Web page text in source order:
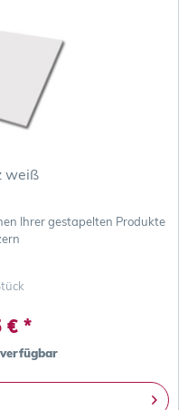
weiß
Ihrer gestapelten Produkte
€ *